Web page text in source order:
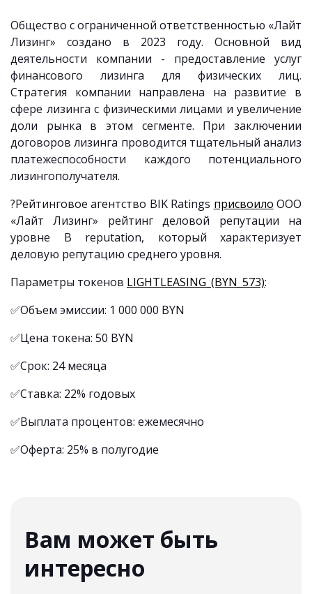
Общество с ограниченной ответственностью «Лайт
Лизинг» создано в 2023 году. Основной вид
деятельности компании - предоставление услуг
финансового лизинга для физических лиц.
Стратегия компании направлена на развитие в
сфере лизинга с физическими лицами и увеличение
доли рынка в этом сегменте. При заключении
договоров лизинга проводится тщательный анализ
платежеспособности каждого потенциального
лизингополучателя.
?Рейтинговое агентство BIK Ratings присвоило ООО
«Лайт Лизинг» рейтинг деловой репутации на
уровне B reputation, который характеризует
деловую репутацию среднего уровня.
Параметры токенов LIGHTLEASING_(BYN_573):
✅Объем эмиссии: 1 000 000 BYN
✅Цена токена: 50 BYN
✅Срок: 24 месяца
✅Ставка: 22% годовых
✅Выплата процентов: ежемесячно
✅Оферта: 25% в полугодие
Вам может быть
интересно